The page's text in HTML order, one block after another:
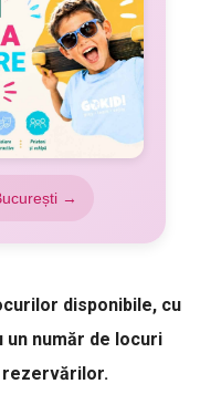
→
disponibile, cu
număr de locuri
rezervărilor.